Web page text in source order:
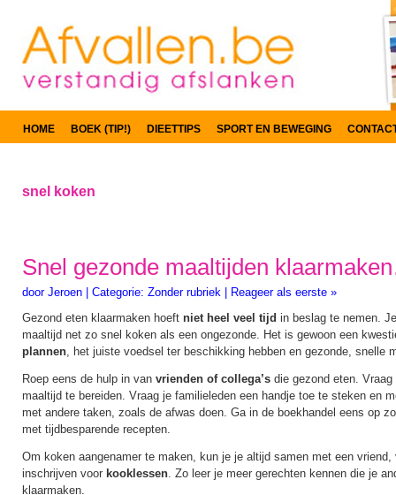
HOME BOEK (TIP!) DIEETTIPS SPORT EN BEWEGING
snel koken
Snel gezonde maaltijden
door Jeroen Categorie: Zonder rubriek
Reageer als eerste »
Gezond eten klaarmaken hoeft niet heel veel tijd in beslag te nemen.
maaltijd net zo snel koken als een ongezonde. Het is gewoon een
plannen, het juiste voedsel ter beschikking hebben en gezonde, snelle
Roep eens de hulp in van vrienden of collega’s die gezond eten.
maaltijd te bereiden. Vraag je familieleden een handje toe te steken en
met andere taken, zoals de afwas doen. Ga in de boekhandel eens op
met tijdbesparende recepten.
Om koken aangenamer te maken, kun je je altijd samen met een vriend,
inschrijven voor kooklessen. Zo leer je meer gerechten kennen die je
klaarmaken.